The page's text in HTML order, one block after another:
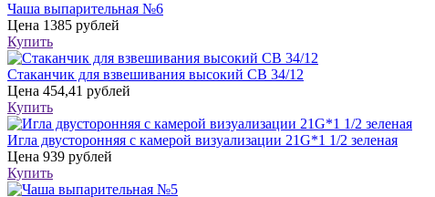
Чаша выпарительная №6
Цена 1385 рублей
Купить
Стаканчик для взвешивания высокий СВ 34/12
Цена 454,41 рублей
Купить
Игла двусторонняя с камерой визуализации 21G*1 1/2 зеленая
Цена 939 рублей
Купить